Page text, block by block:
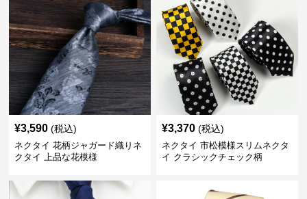
¥3,590 (税込)
ネクタイ 花柄ジャガード織りネ
クタイ 上品な花模様
¥3,370 (税込)
ネクタイ 市松模様スリムネクタ
イ クラシックチェック柄